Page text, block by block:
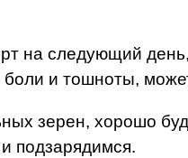
на следующий
и тошноты,
зерен, хорошо
подзарядимся.